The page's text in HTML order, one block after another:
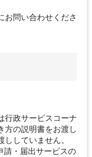
お問い合わせくださ
行政サービスコーナ
方の説明書をお渡し
ししていません。
・届出サービスの